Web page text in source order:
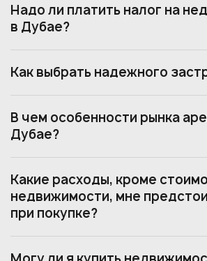
Надо ли платить налог на
в Дубае?
Как выбрать надежного
В чем особенности рынка
Дубае?
Какие расходы, кроме
недвижимости, мне
при покупке?